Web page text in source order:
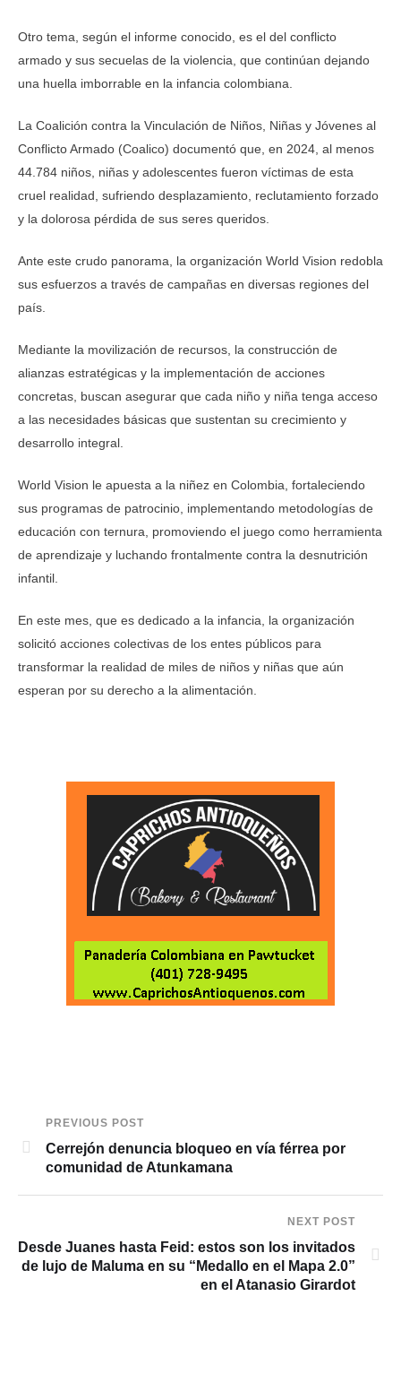
Otro tema, según el informe conocido, es el del conflicto
armado y sus secuelas de la violencia, que continúan dejando
una huella imborrable en la infancia colombiana.
La Coalición contra la Vinculación de Niños, Niñas y Jóvenes al
Conflicto Armado (Coalico) documentó que, en 2024, al menos
44.784 niños, niñas y adolescentes fueron víctimas de esta
cruel realidad, sufriendo desplazamiento, reclutamiento forzado
y la dolorosa pérdida de sus seres queridos.
Ante este crudo panorama, la organización World Vision redobla
sus esfuerzos a través de campañas en diversas regiones del
país.
Mediante la movilización de recursos, la construcción de
alianzas estratégicas y la implementación de acciones
concretas, buscan asegurar que cada niño y niña tenga acceso
a las necesidades básicas que sustentan su crecimiento y
desarrollo integral.
World Vision le apuesta a la niñez en Colombia, fortaleciendo
sus programas de patrocinio, implementando metodologías de
educación con ternura, promoviendo el juego como herramienta
de aprendizaje y luchando frontalmente contra la desnutrición
infantil.
En este mes, que es dedicado a la infancia, la organización
solicitó acciones colectivas de los entes públicos para
transformar la realidad de miles de niños y niñas que aún
esperan por su derecho a la alimentación.
PREVIOUS POST
Cerrejón denuncia bloqueo en vía férrea por
comunidad de Atunkamana
NEXT POST
Desde Juanes hasta Feid: estos son los invitados
de lujo de Maluma en su “Medallo en el Mapa 2.0”
en el Atanasio Girardot